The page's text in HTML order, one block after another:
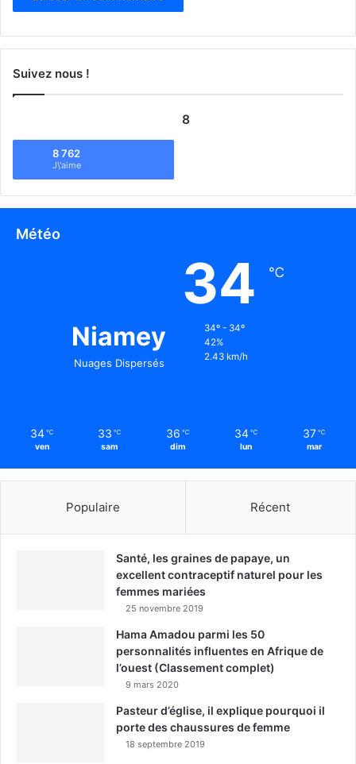
Suivez nous !
8
8 762
J\'aime
Météo
Niamey
Nuages Dispersés
34 ℃
34º - 34º
42%
2.43 km/h
34 ℃
ven
33 ℃
sam
36 ℃
dim
34 ℃
lun
37 ℃
mar
Populaire Récent
Santé, les graines de papaye, un
excellent contraceptif naturel pour les
femmes mariées
25 novembre 2019
Hama Amadou parmi les 50
personnalités influentes en Afrique de
l’ouest (Classement complet)
9 mars 2020
Pasteur d’église, il explique pourquoi il
porte des chaussures de femme
18 septembre 2019